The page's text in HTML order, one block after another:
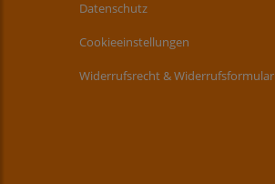
Datenschutz
Cookieeinstellungen
Widerrufsrecht & Widerrufsformular